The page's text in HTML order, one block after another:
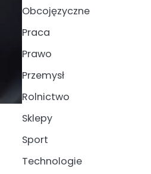
Obcojęzyczne
Praca
Prawo
Przemysł
Rolnictwo
Sklepy
Sport
Technologie